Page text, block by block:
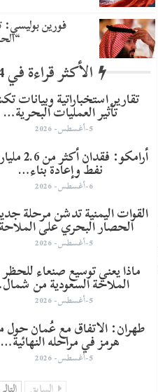
​فورين
الأكثر قراءة في 24 ساعة
تقارير استخباراتية وبيانات
تأثير العمليات البحرية…
5-أغسطس- 2026
أرامكو: فقدان
نفط وإعادة بناء…
6-أغسطس- 2026
القوات اليمنية تدشن مرحلة
الحصار البحري على
5-أغسطس- 2026
ماذا يعني توسيع صنعاء
الملاحة السعودية من
5-أغسطس- 2026
طهران: الاتفاق مع عُمان
هرمز في مراحله النهائية…
5-أغسطس- 2026